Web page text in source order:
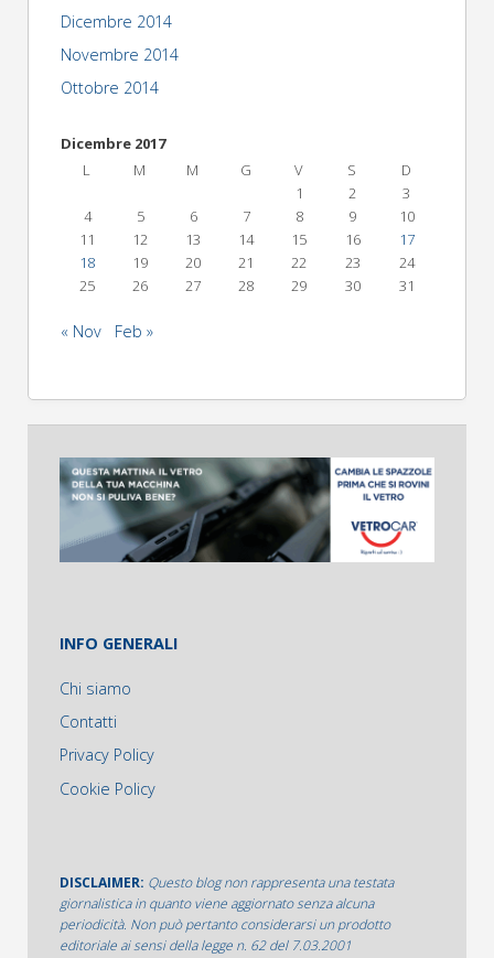
Dicembre 2014
Novembre 2014
Ottobre 2014
Dicembre 2017
L
M M G V S
D
1
2
3
4
5 6 7 8 9
10
11
12 13 14 15 16
17
18
19 20 21 22 23
24
25
26 27 28 29 30 31
« Nov Feb »
INFO GENERALI
Chi siamo
Contatti
Privacy Policy
Cookie Policy
DISCLAIMER: Questo blog non rappresenta una testata
giornalistica in quanto viene aggiornato senza alcuna
periodicità. Non può pertanto considerarsi un prodotto
editoriale ai sensi della legge n. 62 del 7.03.2001